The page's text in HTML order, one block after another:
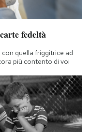
fedeltà
quella friggitrice ad
più contento di voi